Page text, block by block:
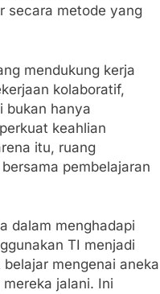
secara metode yang
mendukung kerja
kolaboratif,
bukan hanya
keahlian
itu, ruang
pembelajaran
dalam menghadapi
TI menjadi
mengenai aneka
jalani. Ini